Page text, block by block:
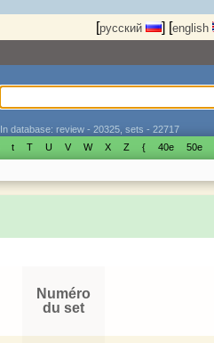
[русский ] [english
In database: review - 20325, sets - 22717
t T U V W X Z { 40е 50е
Numéro
du set